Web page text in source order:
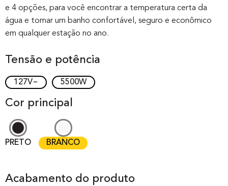
e 4 opções, para você encontrar a temperatura certa da
água e tomar um banho confortável, seguro e econômico
em qualquer estação no ano.
Tensão e potência
127V~ 5500W
Cor principal
PRETO BRANCO
Acabamento do produto